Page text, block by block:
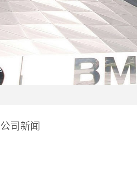
公司新闻